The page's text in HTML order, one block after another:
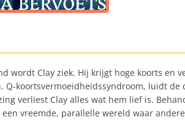
wordt Clay ziek. Hij krijgt hoge koorts en
koortsvermoeidheidssyndroom, luidt
verliest Clay alles wat hem lief is.
vreemde, parallelle wereld waar